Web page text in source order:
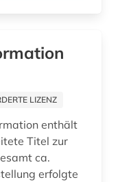
LIZENZ
enthält
Titel zur
ca.
erfolgte